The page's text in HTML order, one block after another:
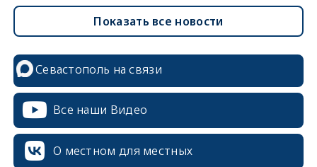
Показать все новости
Севастополь на связи
Все наши Видео
О местном для местных